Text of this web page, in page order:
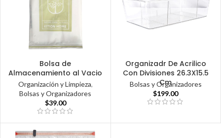
Bolsa de
Almacenamiento al Vacio
Organización y Limpieza,
Bolsas y Organizadores
$39.00
Organizadr De Acrilico
Con Divisiones 26.3X15.5
Cm
Bolsas y Organizadores
$199.00